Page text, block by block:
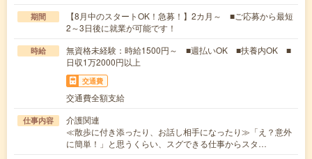
期間
【8月中のスタートOK！急募！】2カ月～ ■ご応募から最短
2～3日後に就業が可能です！
時給
無資格未経験：時給1500円～ ■週払いOK ■扶養内OK ■
日収1万2000円以上
交通費
交通費全額支給
仕事内容
介護関連
≪散歩に付き添ったり、お話し相手になったり≫「え？意外
に簡単！」と思うくらい、スグできる仕事からスタ…